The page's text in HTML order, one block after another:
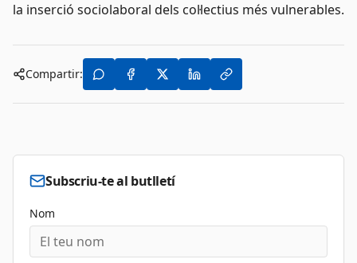
la inserció sociolaboral dels col·lectius més vulnerables.
Compartir:
Subscriu-te al butlletí
Nom